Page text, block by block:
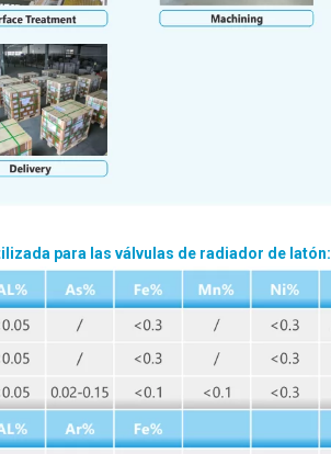
para las válvulas de radiador de latón: